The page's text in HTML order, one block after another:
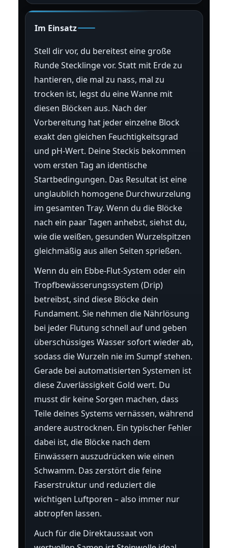
Im Einsatz
Stell dir vor, du bereitest eine große
Runde Stecklinge vor. Statt mit Erde zu
hantieren, die mal zu nass, mal zu
trocken ist, legst du eine Wanne mit
diesen Blöcken aus. Nach der
Vorbereitung hat jeder einzelne Block
exakt den gleichen Feuchtigkeitsgrad
und pH-Wert. Deine Steckis bekommen
vom ersten Tag an identische
Startbedingungen. Das Resultat ist eine
unglaublich homogene Durchwurzelung
im gesamten Tray. Wenn du die Blöcke
nach ein paar Tagen anhebst, siehst du,
wie die weißen, gesunden Wurzelspitzen
gleichmäßig aus allen Seiten sprießen.
Wenn du ein Ebbe-Flut-System oder ein
Tropfbewässerungssystem (Drip)
betreibst, sind diese Blöcke dein
Fundament. Sie nehmen die Nährlösung
bei jeder Flutung schnell auf und geben
überschüssiges Wasser sofort wieder ab,
sodass die Wurzeln nie im Sumpf stehen.
Gerade bei automatisierten Systemen ist
diese Zuverlässigkeit Gold wert. Du
musst dir keine Sorgen machen, dass
Teile deines Systems vernässen, während
andere austrocknen. Ein typischer Fehler
dabei ist, die Blöcke nach dem
Einwässern auszudrücken wie einen
Schwamm. Das zerstört die feine
Faserstruktur und reduziert die
wichtigen Luftporen – also immer nur
abtropfen lassen.
Auch für die Direktaussaat von